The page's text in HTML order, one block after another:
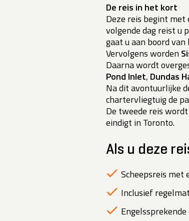
De reis in het kort
Deze reis begint
volgende dag reist u
gaat u aan boord
Vervolgens worden
Daarna wordt
Pond Inlet, Dundas
Na dit avontuurlijke
chartervliegtuig de
De tweede reis
eindigt in Toronto.
Als u deze
Scheepsreis met
Inclusief